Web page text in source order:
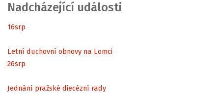
Nadcházející události
16srp
Letní duchovní obnovy na Lomci
26srp
Jednání pražské diecézní rady